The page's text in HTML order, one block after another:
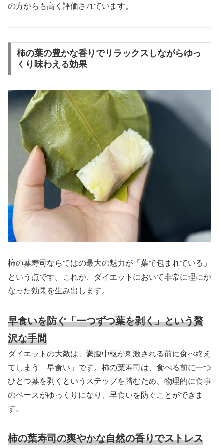
の方からも高く評価されています。
柿の葉の豊かな香りでリラックスしながらゆっ
くり味わえる効果
柿の葉寿司ならではの最大の魅力が「葉で包まれている」
という点です。これが、ダイエットにおいて非常に理にか
なった効果を生み出します。
早食いを防ぐ「一つずつ葉を剥く」という贅
沢な手間
ダイエットの大敵は、満腹中枢が刺激される前に食べ終え
てしまう「早食い」です。柿の葉寿司は、食べる前に一つ
ひとつ葉を剥くというステップを踏むため、物理的に食事
のペースがゆっくりになり、早食いを防ぐことができま
す。
柿の葉寿司の爽やかな自然の香りでストレス